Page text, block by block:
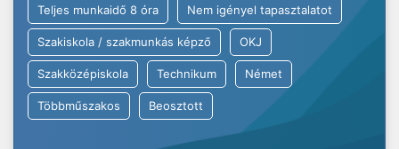
Teljes munkaidő 8 óra Nem igényel tapasztalatot
Szakiskola / szakmunkás képző OKJ
Szakközépiskola Technikum Német
Többműszakos Beosztott